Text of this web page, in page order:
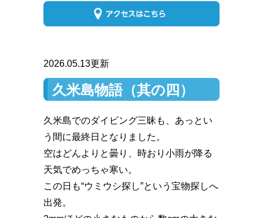
2026.05.13更新
久米島物語（其の四）
久米島でのダイビング三昧も、あっとい
う間に最終日となりました。
空はどんよりと曇り、時おり小雨が降る
天気でめっちゃ寒い。
この日も“ウミウシ探し”という宝物探しへ
出発。